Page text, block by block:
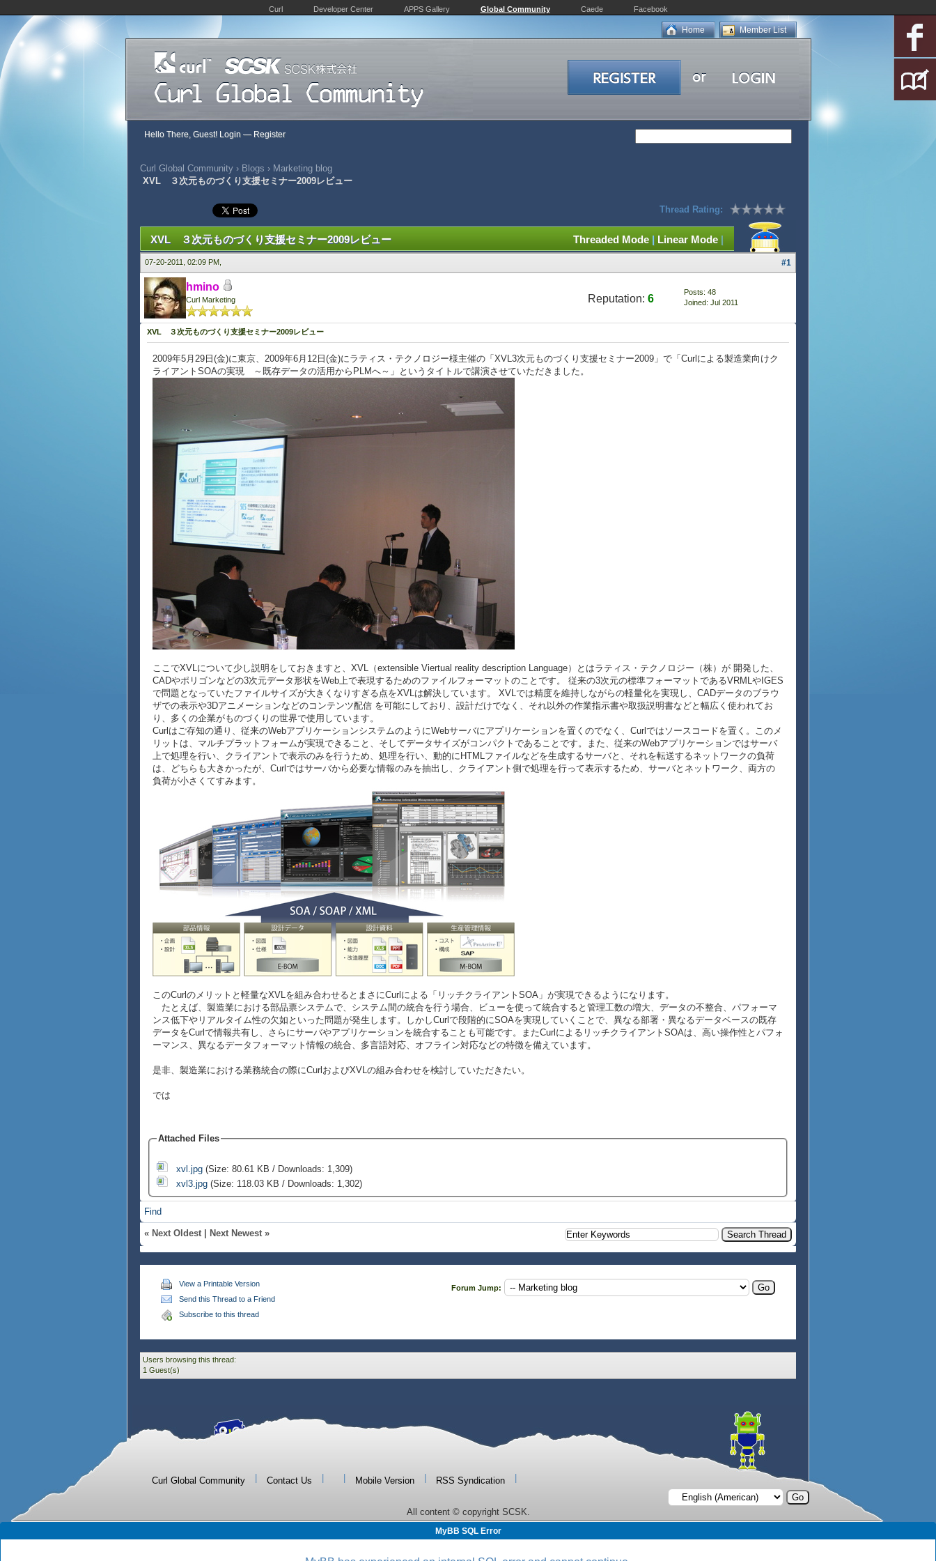
Curl Developer Center APPS Gallery Global Community Caede Facebook
Member List
Home
Hello There, Guest! Login — Register
Curl Global Community › Blogs › Marketing blog
XVL ３次元ものづくり支援セミナー2009レビュー
Thread Rating:
Threaded Mode | Linear Mode |
XVL ３次元ものづくり支援セミナー2009レビュー
07-20-2011, 02:09 PM, #1
hmino
Curl Marketing Reputation: 6
Posts: 48
Joined: Jul 2011
XVL ３次元ものづくり支援セミナー2009レビュー
2009年5月29日(金)に東京、2009年6月12日(金)にラティス・テクノロジー様主催の「XVL3次元ものづくり支援セミナー2009」で「Curlによる製造業向けク
ライアントSOAの実現 ～既存データの活用からPLMへ～」というタイトルで講演させていただきました。
ここでXVLについて少し説明をしておきますと、XVL（extensible Viertual reality description Language）とはラティス・テクノロジー（株）が 開発した、
CADやポリゴンなどの3次元データ形状をWeb上で表現するためのファイルフォーマットのことです。 従来の3次元の標準フォーマットであるVRMLやIGES
で問題となっていたファイルサイズが大きくなりすぎる点をXVLは解決しています。 XVLでは精度を維持しながらの軽量化を実現し、CADデータのブラウ
ザでの表示や3Dアニメーションなどのコンテンツ配信 を可能にしており、設計だけでなく、それ以外の作業指示書や取扱説明書などと幅広く使われてお
り、多くの企業がものづくりの世界で使用しています。
Curlはご存知の通り、従来のWebアプリケーションシステムのようにWebサーバにアプリケーションを置くのでなく、Curlではソースコードを置く。このメ
リットは、マルチプラットフォームが実現できること、そしてデータサイズがコンパクトであることです。また、従来のWebアプリケーションではサーバ
上で処理を行い、クライアントで表示のみを行うため、処理を行い、動的にHTMLファイルなどを生成するサーバと、それを転送するネットワークの負荷
は、どちらも大きかったが、Curlではサーバから必要な情報のみを抽出し、クライアント側で処理を行って表示するため、サーバとネットワーク、両方の
負荷が小さくてすみます。
このCurlのメリットと軽量なXVLを組み合わせるとまさにCurlによる「リッチクライアントSOA」が実現できるようになります。
たとえば、製造業における部品票システムで、システム間の統合を行う場合、ビューを使って統合すると管理工数の増大、データの不整合、パフォーマ
ンス低下やリアルタイム性の欠如といった問題が発生します。しかしCurlで段階的にSOAを実現していくことで、異なる部署・異なるデータベースの既存
データをCurlで情報共有し、さらにサーバやアプリケーションを統合することも可能です。またCurlによるリッチクライアントSOAは、高い操作性とパフォ
ーマンス、異なるデータフォーマット情報の統合、多言語対応、オフライン対応などの特徴を備えています。
是非、製造業における業務統合の際にCurlおよびXVLの組み合わせを検討していただきたい。
では
Attached Files
xvl.jpg(Size: 80.61 KB / Downloads: 1,309)
xvl3.jpg(Size: 118.03 KB / Downloads: 1,302)
Find
« Next Oldest Next Newest »
View a Printable Version
Send this Thread to a Friend
Subscribe to this thread
Forum Jump:
Users browsing this thread:
1 Guest(s)
Curl Global Community Contact Us Mobile Version RSS Syndication
All content © copyright SCSK.
MyBB SQL Error